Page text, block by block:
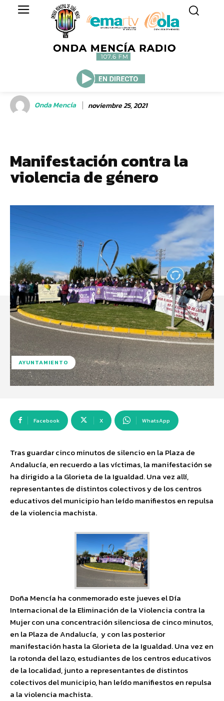
Onda Mencía noviembre 25, 2021
Manifestación contra la
violencia de género
AYUNTAMIENTO
Facebook X WhatsApp
Tras guardar cinco minutos de silencio en la Plaza de
Andalucía, en recuerdo a las víctimas, la manifestación se
ha dirigido a la Glorieta de la Igualdad. Una vez allí,
representantes de distintos colectivos y de los centros
educativos del municipio han leído manifiestos en repulsa
de la violencia machista.
Doña Mencía ha conmemorado este jueves el Día
Internacional de la Eliminación de la Violencia contra la
Mujer con una concentración silenciosa de cinco minutos,
en la Plaza de Andalucía, y con las posterior
manifestación hasta la Glorieta de la Igualdad. Una vez en
la rotonda del lazo, estudiantes de los centros educativos
de la localidad, junto a representantes de distintos
colectivos del municipio, han leído manifiestos en repulsa
a la violencia machista.